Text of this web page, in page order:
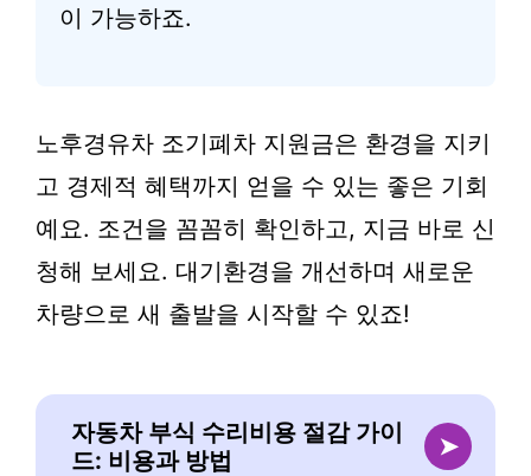
이 가능하죠.
노후경유차 조기폐차 지원금은 환경을 지키
고 경제적 혜택까지 얻을 수 있는 좋은 기회
예요. 조건을 꼼꼼히 확인하고, 지금 바로 신
청해 보세요. 대기환경을 개선하며 새로운
차량으로 새 출발을 시작할 수 있죠!
자동차 부식 수리비용 절감 가이
드: 비용과 방법
➤